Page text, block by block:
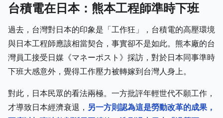
台積電在日本：熊本工程師準時下班
過去，台灣對日本的印象是「工作狂」，台積電的高壓環境
與日本工程師應該相當契合，事實卻不是如此。熊本廠的台
灣員工接受日媒《マネーポスト》採訪，對於日本同事準時
下班大感意外，覺得工作壓力被轉嫁到台灣人身上。
對此，日本民眾的看法兩極。一方批評年輕世代不願工作，
才導致日本經濟衰退， 另一方則認為這是勞動改革的成果，